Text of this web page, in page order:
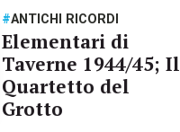
#ANTICHI RICORDI
Elementari di
Taverne 1944/45; Il
Quartetto del
Grotto